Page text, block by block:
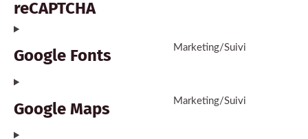
reCAPTCHA
Google Fonts Marketing/Suivi
Google Maps Marketing/Suivi